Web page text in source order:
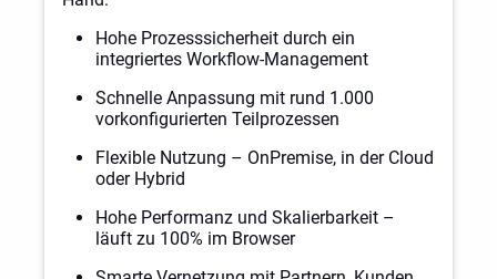
Hohe Prozesssicherheit durch ein
integriertes Workflow-Management
Schnelle Anpassung mit rund 1.000
vorkonfigurierten Teilprozessen
Flexible Nutzung – OnPremise, in der Cloud
oder Hybrid
Hohe Performanz und Skalierbarkeit –
läuft zu 100% im Browser